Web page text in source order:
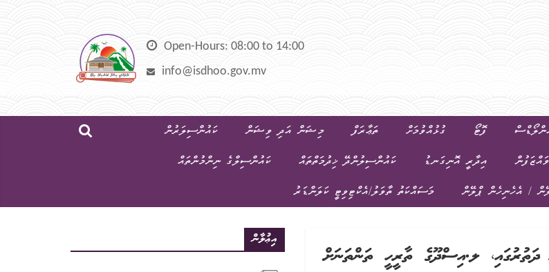
Skip
Open-Hours: 08:00 to 14:00
info@isdhoo.gov.mv
ފޮޓޯ ގުޅުއްވުމަށް ތަޢާރަފް މިޝަން އަދި ވިޝަން
ކައުންސިލަރުން
އިދާރީ އޮނިގަނޑު ކައުންސިލުންދޭ ޚިދުމަތްތައް
ކައުންސިލްގެ ނިންމުންތައް
/ އެހެނިހެން ޕްލޭން މަސައްކަތު ތާވަލު/އެކްޓިވިޓީ ކަލަންޑަރު
ލ.އިސްދޫގެ ތާރީހީ ތަންތަނަށް
އިޢުލާން